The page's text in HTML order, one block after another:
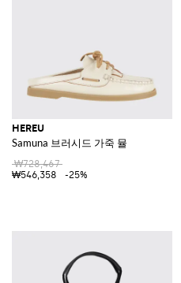
HEREU
Samuna 브러시드 가죽 뮬
₩728,467
₩546,358
-25%